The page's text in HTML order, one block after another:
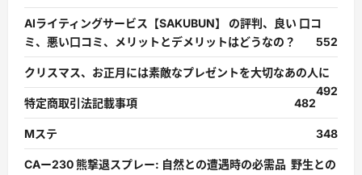
AIライティングサービス【SAKUBUN】 の評判、良い 口コ
ミ、悪い口コミ、メリットとデメリットはどうなの？
552
クリスマス、お正月には素敵なプレゼントを大切なあの人に
492
特定商取引法記載事項
482
Mステ 348
CAー230 熊撃退スプレー: 自然との遭遇時の必需品 野生との